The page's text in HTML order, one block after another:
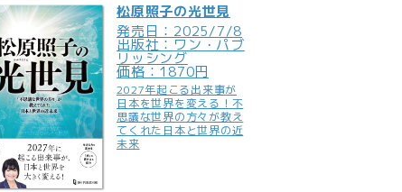
松原照子の光世見
発売日：2025/7/8
出版社：ワン・パブ
リッシング
価格：1870円
2027年起こる出来事が
日本を世界を変える！不
思議な世界の方々が教え
てくれた日本と世界の近
未来